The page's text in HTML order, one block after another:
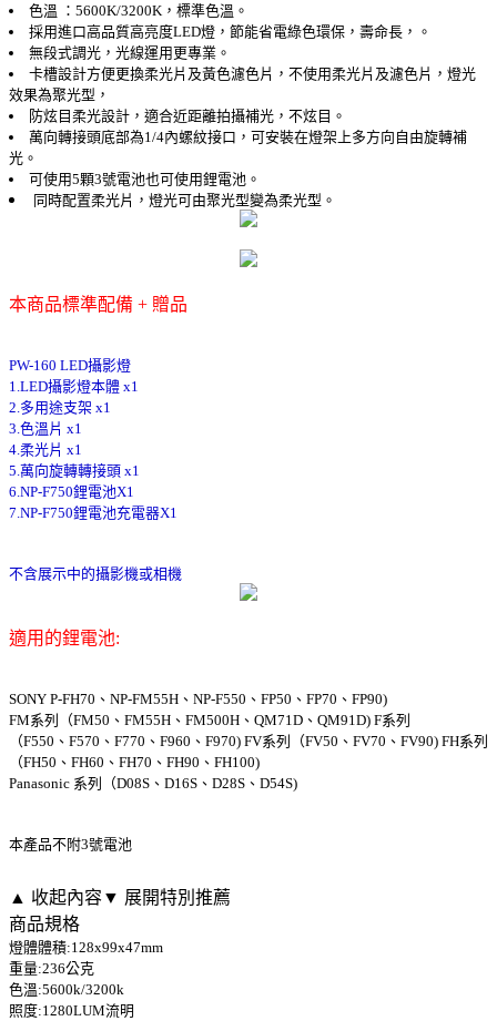
色溫 ：5600K/3200K，標準色溫。
採用進口高品質高亮度LED燈，節能省電綠色環保，壽命長，。
無段式調光，光線運用更專業。
卡槽設計方便更換柔光片及黃色濾色片，不使用柔光片及濾色片，燈光
效果為聚光型，
防炫目柔光設計，適合近距離拍攝補光，不炫目。
萬向轉接頭底部為1/4內螺紋接口，可安裝在燈架上多方向自由旋轉補
光。
可使用5顆3號電池也可使用鋰電池。
同時配置柔光片，燈光可由聚光型變為柔光型。
本商品標準配備 + 贈品
PW-160 LED攝影燈
1.LED攝影燈本體 x1
2.多用途支架 x1
3.色溫片 x1
4.柔光片 x1
5.萬向旋轉轉接頭 x1
6.NP-F750鋰電池X1
7.NP-F750鋰電池充電器X1
不含展示中的攝影機或相機
適用的鋰電池:
SONY P-FH70、NP-FM55H、NP-F550、FP50、FP70、FP90)
FM系列（FM50、FM55H、FM500H、QM71D、QM91D) F系列
（F550、F570、F770、F960、F970) FV系列（FV50、FV70、FV90) FH系列
（FH50、FH60、FH70、FH90、FH100)
Panasonic 系列（D08S、D16S、D28S、D54S)
本產品不附3號電池
▲ 收起內容▼ 展開特別推薦
商品規格
燈體體積:128x99x47mm
重量:236公克
色溫:5600k/3200k
照度:1280LUM流明